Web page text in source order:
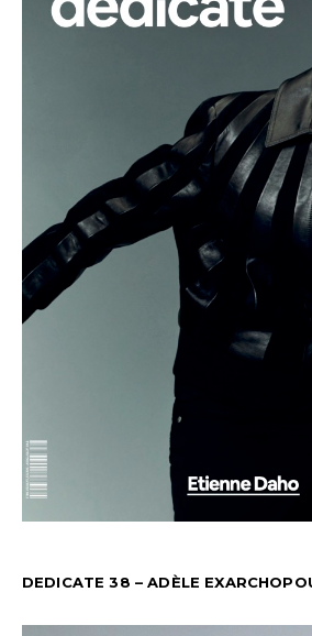
DEDICATE 38 – ADÈLE